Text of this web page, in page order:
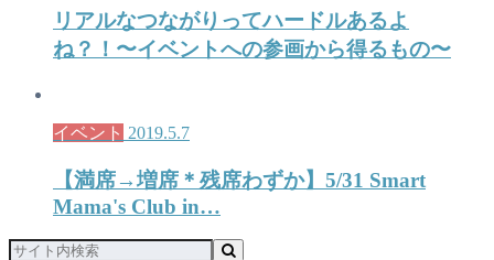
リアルなつながりってハードルあるよ
ね？！〜イベントへの参画から得るもの〜
イベント 2019.5.7
【満席→増席＊残席わずか】5/31 Smart
Mama's Club in…